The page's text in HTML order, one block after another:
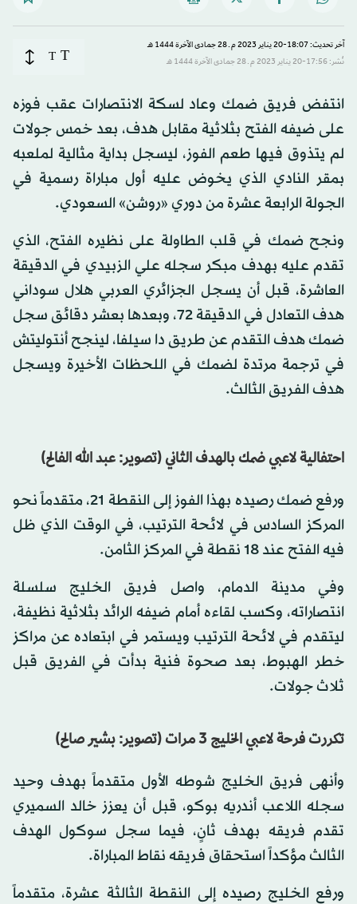
آخر تحديث: 18:07-20 يناير 2023 م ـ 28 جمادى الآخرة 1444 هـ
نُشر: 17:56-20 يناير 2023 م ـ 28 جمادى الآخرة 1444 هـ
T
T
انتفض فريق ضمك وعاد لسكة الانتصارات عقب فوزه
على ضيفه الفتح بثلاثية مقابل هدف، بعد خمس جولات
لم يتذوق فيها طعم الفوز، ليسجل بداية مثالية لملعبه
بمقر النادي الذي يخوض عليه أول مباراة رسمية في
الجولة الرابعة عشرة من دوري «روشن» السعودي.
ونجح ضمك في قلب الطاولة على نظيره الفتح، الذي
تقدم عليه بهدف مبكر سجله علي الزبيدي في الدقيقة
العاشرة، قبل أن يسجل الجزائري العربي هلال سوداني
هدف التعادل في الدقيقة 72، وبعدها بعشر دقائق سجل
ضمك هدف التقدم عن طريق دا سيلفا، لينجح أنتوليتش
في ترجمة مرتدة لضمك في اللحظات الأخيرة ويسجل
هدف الفريق الثالث.
احتفالية لاعبي ضمك بالهدف الثاني (تصوير: عبد الله الفالح)
ورفع ضمك رصيده بهذا الفوز إلى النقطة 21، متقدماً نحو
المركز السادس في لائحة الترتيب، في الوقت الذي ظل
فيه الفتح عند 18 نقطة في المركز الثامن.
وفي مدينة الدمام، واصل فريق الخليج سلسلة
انتصاراته، وكسب لقاءه أمام ضيفه الرائد بثلاثية نظيفة،
ليتقدم في لائحة الترتيب ويستمر في ابتعاده عن مراكز
خطر الهبوط، بعد صحوة فنية بدأت في الفريق قبل
ثلاث جولات.
تكررت فرحة لاعبي الخليج 3 مرات (تصوير: بشير صالح)
وأنهى فريق الخليج شوطه الأول متقدماً بهدف وحيد
سجله اللاعب أندريه بوكو، قبل أن يعزز خالد السميري
تقدم فريقه بهدف ثانٍ، فيما سجل سوكول الهدف
الثالث مؤكداً استحقاق فريقه نقاط المباراة.
ورفع الخليج رصيده إلى النقطة الثالثة عشرة، متقدماً